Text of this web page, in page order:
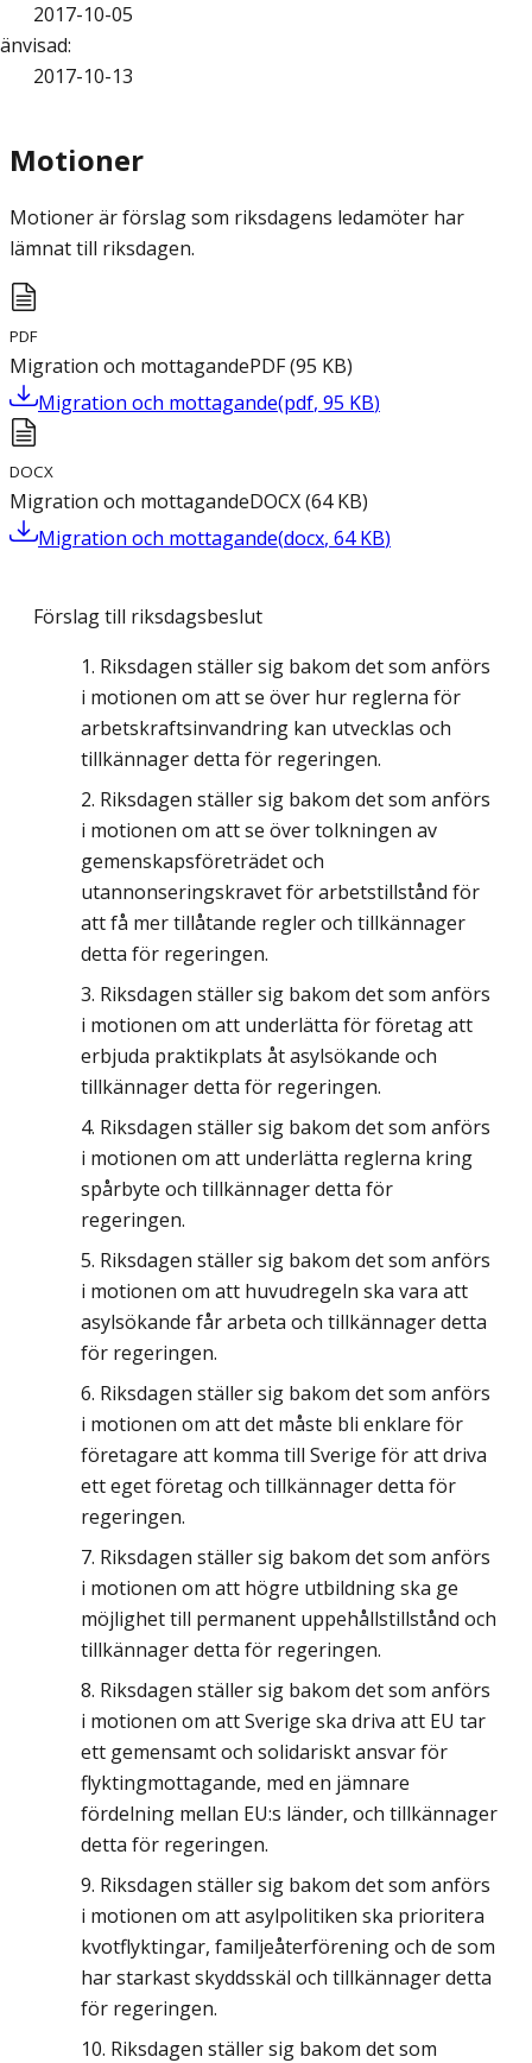
2017-10-05
:
2017-10-13
Motioner
Motioner är förslag som riksdagens ledamöter har
lämnat till riksdagen.
PDF
Migration och mottagandePDF(95 KB)
Migration och mottagande(pdf, 95 KB)
DOCX
Migration och mottagandeDOCX(64 KB)
Migration och mottagande(docx, 64 KB)
Förslag till riksdagsbeslut
Riksdagen ställer sig bakom det som anförs
i motionen om att se över hur reglerna för
arbetskraftsinvandring kan utvecklas och
tillkännager detta för regeringen.
Riksdagen ställer sig bakom det som anförs
i motionen om att se över tolkningen av
gemenskapsföreträdet och
utannonseringskravet för arbetstillstånd för
att få mer tillåtande regler och tillkännager
detta för regeringen.
Riksdagen ställer sig bakom det som anförs
i motionen om att underlätta för företag att
erbjuda praktikplats åt asylsökande och
tillkännager detta för regeringen.
Riksdagen ställer sig bakom det som anförs
i motionen om att underlätta reglerna kring
spårbyte och tillkännager detta för
regeringen.
Riksdagen ställer sig bakom det som anförs
i motionen om att huvudregeln ska vara att
asylsökande får arbeta och tillkännager detta
för regeringen.
Riksdagen ställer sig bakom det som anförs
i motionen om att det måste bli enklare för
företagare att komma till Sverige för att driva
ett eget företag och tillkännager detta för
regeringen.
Riksdagen ställer sig bakom det som anförs
i motionen om att högre utbildning ska ge
möjlighet till permanent uppehållstillstånd och
tillkännager detta för regeringen.
Riksdagen ställer sig bakom det som anförs
i motionen om att Sverige ska driva att EU tar
ett gemensamt och solidariskt ansvar för
flyktingmottagande, med en jämnare
fördelning mellan EU:s länder, och tillkännager
detta för regeringen.
Riksdagen ställer sig bakom det som anförs
i motionen om att asylpolitiken ska prioritera
kvotflyktingar, familjeåterförening och de som
har starkast skyddsskäl och tillkännager detta
för regeringen.
Riksdagen ställer sig bakom det som